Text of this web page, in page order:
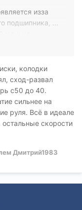
изза
подшипника, ...
колодки
сход-развал
с50 до 40.
сильнее на
руля. Всё в идеале
остальные скорости
Дмитрий1983